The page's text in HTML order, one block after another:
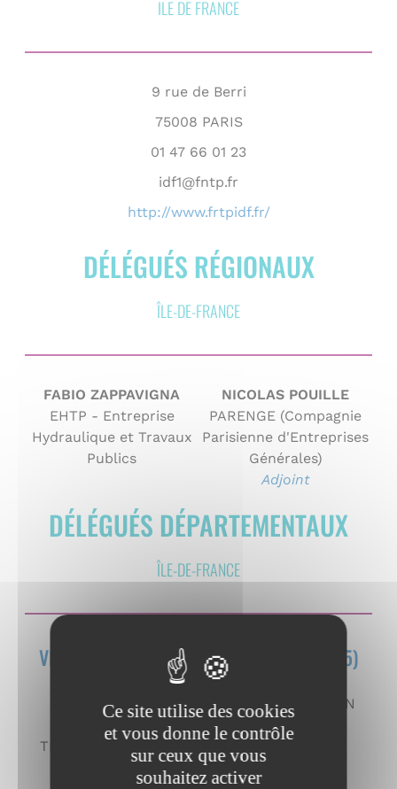
ILE DE FRANCE
9 rue de Berri
75008 PARIS
01 47 66 01 23
idf1@fntp.fr
http://www.frtpidf.fr/
DÉLÉGUÉS RÉGIONAUX
ÎLE-DE-FRANCE
FABIO ZAPPAVIGNA
EHTP - Entreprise
Hydraulique et Travaux
Publics
NICOLAS POUILLE
PARENGE (Compagnie
Parisienne d'Entreprises
Générales)
Adjoint
DÉLÉGUÉS DÉPARTEMENTAUX
ÎLE-DE-FRANCE
VILLE DE PARIS (75)
DORE
ENTREPRISE DE
TRAVAUX FAYOLLE &
VILLE DE PARIS (75)
DARRAS & JOUANIN
Adjoint
Ce site utilise des cookies
et vous donne le contrôle
sur ceux que vous
souhaitez activer